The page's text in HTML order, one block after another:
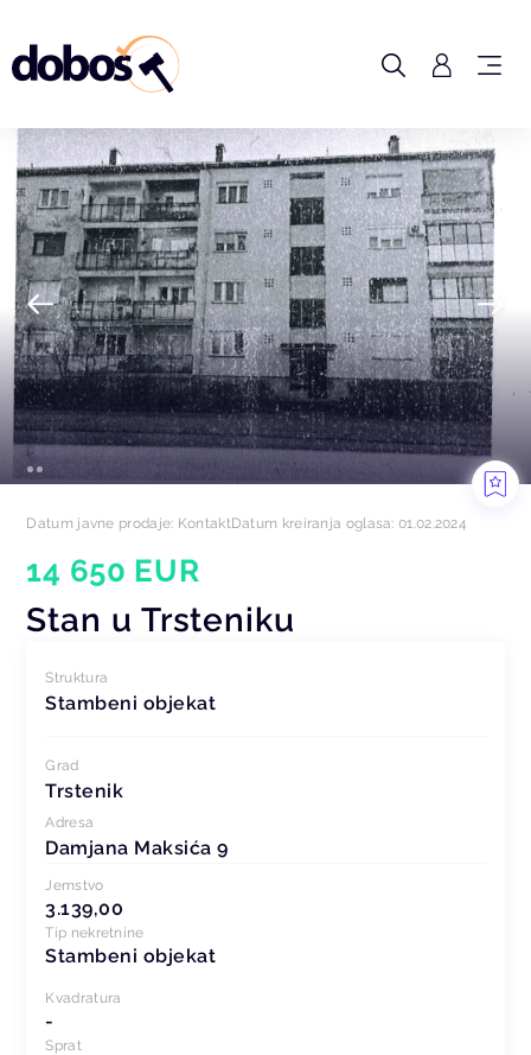
Datum javne prodaje: KontaktDatum kreiranja oglasa: 01.02.2024
14 650 EUR
Stan u Trsteniku
Struktura
Stambeni objekat
Grad
Trstenik
Adresa
Damjana Maksića 9
Jemstvo
3.139,00
Tip nekretnine
Stambeni objekat
Kvadratura
-
Sprat